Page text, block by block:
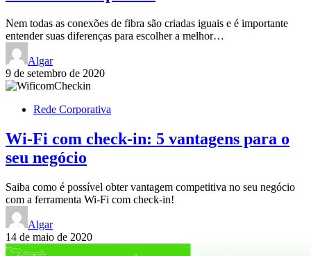
Nem todas as conexões de fibra são criadas iguais e é importante
entender suas diferenças para escolher a melhor…
Algar
9 de setembro de 2020
Rede Corporativa
Wi-Fi com check-in: 5 vantagens para o
seu negócio
Saiba como é possível obter vantagem competitiva no seu negócio
com a ferramenta Wi-Fi com check-in!
Algar
14 de maio de 2020